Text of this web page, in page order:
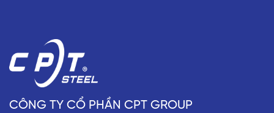
CÔNG TY CỔ PHẦN CPT GROUP